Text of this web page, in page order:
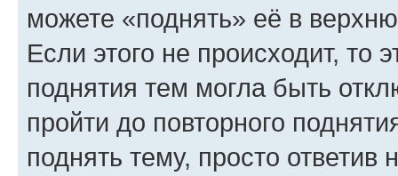
можете «поднять» её в
Если этого не происходит, то
поднятия тем могла быть
пройти до повторного
поднять тему, просто ответив